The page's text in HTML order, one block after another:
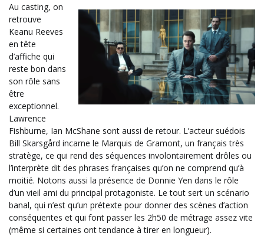
Au casting, on
retrouve
Keanu Reeves
en tête
d’affiche qui
reste bon dans
son rôle sans
être
exceptionnel.
Lawrence
Fishburne, Ian McShane sont aussi de retour. L’acteur suédois
Bill Skarsgård incarne le Marquis de Gramont, un français très
stratège, ce qui rend des séquences involontairement drôles ou
l’interprète dit des phrases françaises qu’on ne comprend qu’à
moitié. Notons aussi la présence de Donnie Yen dans le rôle
d’un vieil ami du principal protagoniste. Le tout sert un scénario
banal, qui n’est qu’un prétexte pour donner des scènes d’action
conséquentes et qui font passer les 2h50 de métrage assez vite
(même si certaines ont tendance à tirer en longueur).